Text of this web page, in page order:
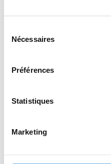
Nécessaires
Préférences
Statistiques
Marketing
Forgotten your password?